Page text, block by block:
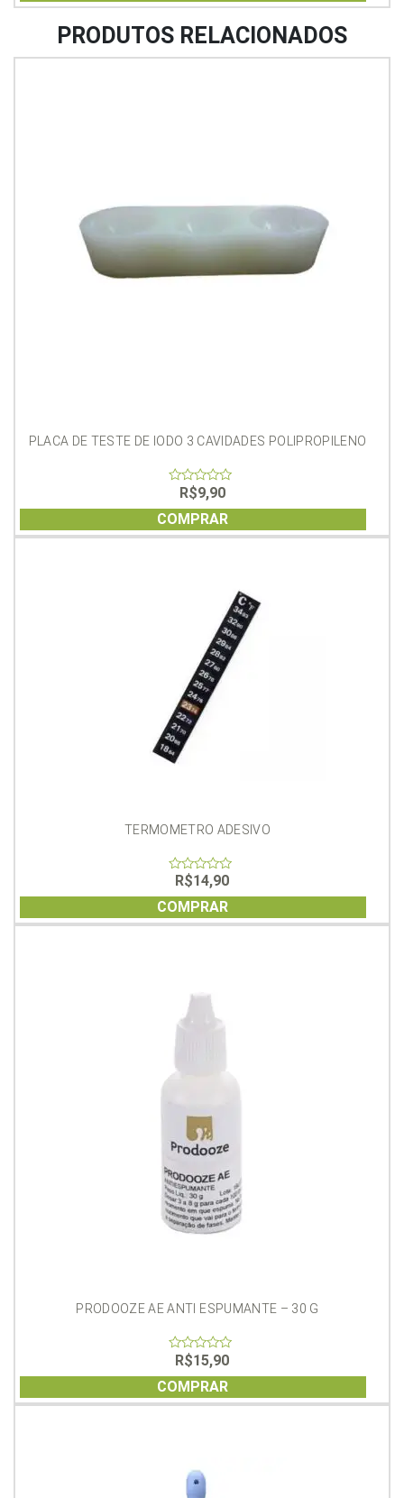
PRODUTOS RELACIONADOS
PLACA DE TESTE DE IODO 3 CAVIDADES POLIPROPILENO
of
5
R$9,90
COMPRAR
TERMOMETRO ADESIVO
of
5
R$14,90
COMPRAR
PRODOOZE AE ANTI ESPUMANTE – 30 G
of
5
R$15,90
COMPRAR